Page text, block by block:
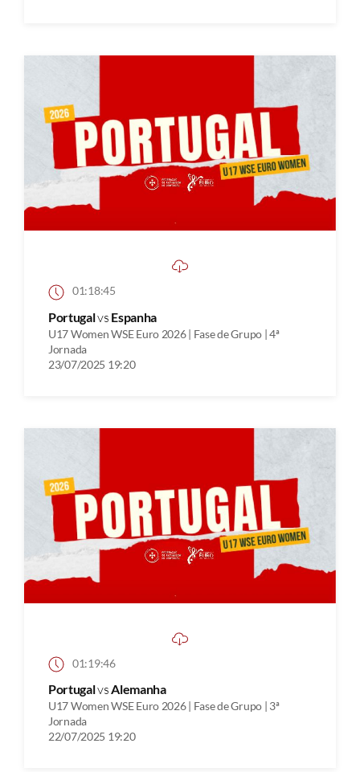
01:18:45
Portugalvs Espanha
U17 Women WSE Euro 2026 | Fase de Grupo | 4ª
Jornada
23/07/2025 19:20
01:19:46
PortugalvsAlemanha
U17 Women WSE Euro 2026 | Fase de Grupo | 3ª
Jornada
22/07/2025 19:20